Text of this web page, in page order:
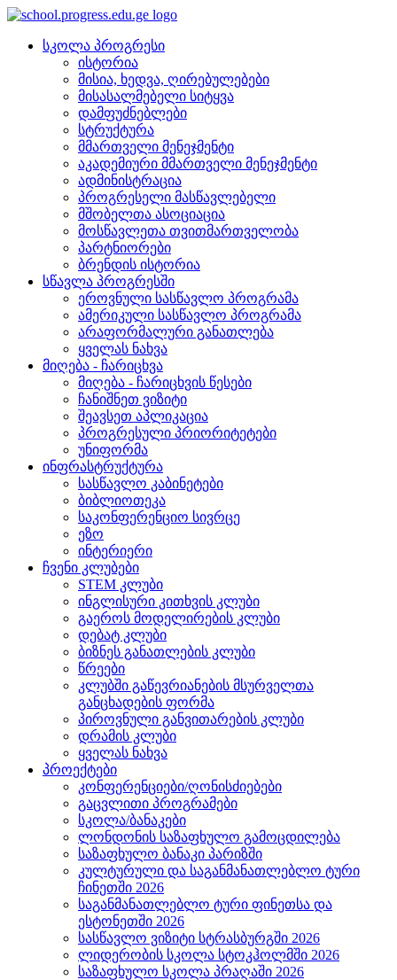
სკოლა პროგრესი
ისტორია
მისია, ხედვა, ღირებულებები
მისასალმებელი სიტყვა
დამფუძნებლები
სტრუქტურა
მმართველი მენეჯმენტი
აკადემიური მმართველი მენეჯმენტი
ადმინისტრაცია
პროგრესელი მასწავლებელი
მშობელთა ასოციაცია
მოსწავლეთა თვითმართველობა
პარტნიორები
ბრენდის ისტორია
სწავლა პროგრესში
ეროვნული სასწავლო პროგრამა
ამერიკული სასწავლო პროგრამა
არაფორმალური განათლება
ყველას ნახვა
მიღება - ჩარიცხვა
მიღება - ჩარიცხვის წესები
ჩანიშნეთ ვიზიტი
შეავსეთ აპლიკაცია
პროგრესული პრიორიტეტები
უნიფორმა
ინფრასტრუქტურა
სასწავლო კაბინეტები
ბიბლიოთეკა
საკონფერენციო სივრცე
ეზო
ინტერიერი
ჩვენი კლუბები
STEM კლუბი
ინგლისური კითხვის კლუბი
გაეროს მოდელირების კლუბი
დებატ კლუბი
ბიზნეს განათლების კლუბი
წრეები
კლუბში გაწევრიანების მსურველთა
განცხადების ფორმა
პიროვნული განვითარების კლუბი
დრამის კლუბი
ყველას ნახვა
პროექტები
კონფერენციები/ღონისძიებები
გაცვლითი პროგრამები
სკოლა/ბანაკები
ლონდონის საზაფხულო გამოცდილება
საზაფხულო ბანაკი პარიზში
კულტურული და საგანმანათლებლო ტური
ჩინეთში 2026
საგანმანათლებლო ტური ფინეთსა და
ესტონეთში 2026
სასწავლო ვიზიტი სტრასბურგში 2026
ლიდერობის სკოლა სტოკჰოლმში 2026
საზაფხულო სკოლა პრაღაში 2026